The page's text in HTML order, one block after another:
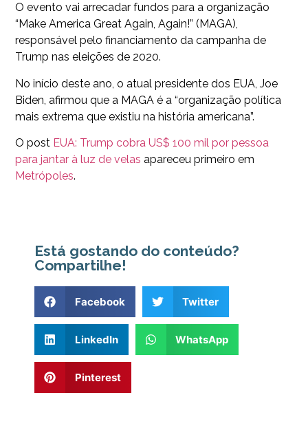
O evento vai arrecadar fundos para a organização
“Make America Great Again, Again!” (MAGA),
responsável pelo financiamento da campanha de
Trump nas eleições de 2020.
No início deste ano, o atual presidente dos EUA, Joe
Biden, afirmou que a MAGA é a “organização política
mais extrema que existiu na história americana”.
O post EUA: Trump cobra US$ 100 mil por pessoa
para jantar à luz de velas apareceu primeiro em
Metrópoles.
Está gostando do conteúdo?
Compartilhe!
Facebook Twitter
LinkedIn WhatsApp
Pinterest